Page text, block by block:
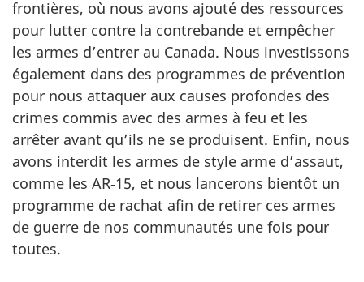
frontières, où nous avons ajouté des ressources
pour lutter contre la contrebande et empêcher
les armes d’entrer au Canada. Nous investissons
également dans des programmes de prévention
pour nous attaquer aux causes profondes des
crimes commis avec des armes à feu et les
arrêter avant qu’ils ne se produisent. Enfin, nous
avons interdit les armes de style arme d’assaut,
comme les AR‑15, et nous lancerons bientôt un
programme de rachat afin de retirer ces armes
de guerre de nos communautés une fois pour
toutes.